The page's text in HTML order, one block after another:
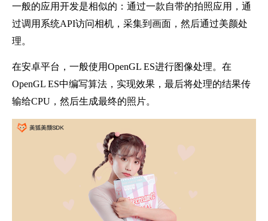
一般的应用开发是相似的：通过一款自带的拍照应用，通
过调用系统API访问相机，采集到画面，然后通过美颜处
理。
在安卓平台，一般使用OpenGL ES进行图像处理。在
OpenGL ES中编写算法，实现效果，最后将处理的结果传
输给CPU，然后生成最终的照片。